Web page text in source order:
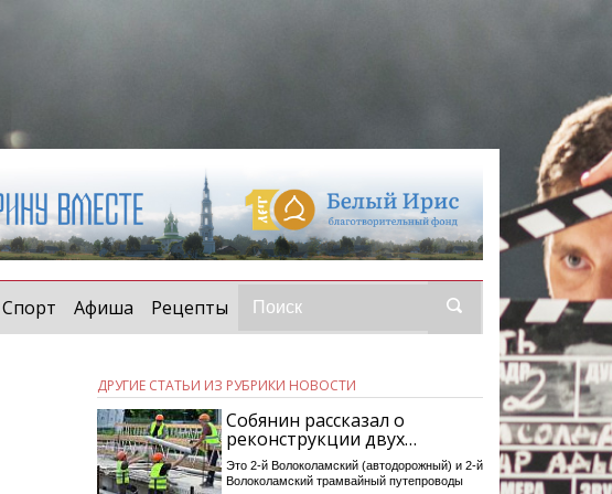
Спорт Афиша Рецепты
ДРУГИЕ СТАТЬИ ИЗ РУБРИКИ НОВОСТИ
Собянин рассказал о
реконструкции двух…
Это 2-й Волоколамский (автодорожный) и 2-й
Волоколамский трамвайный путепроводы